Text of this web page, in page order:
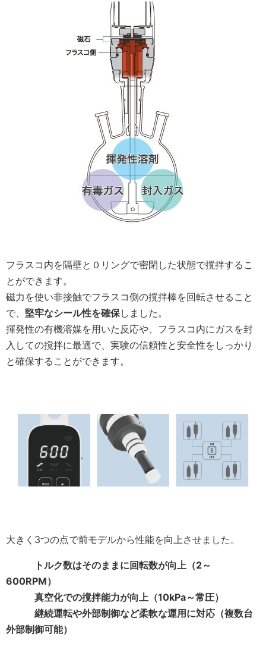
フラスコ内を隔壁と０リングで密閉した状態で撹拌するこ
とができます。
磁力を使い非接触でフラスコ側の撹拌棒を回転させること
で、 堅牢なシール性を確保しました。
揮発性の有機溶媒を用いた反応や、フラスコ内にガスを封
入しての撹拌に最適で、実験の信頼性と安全性をしっかり
と確保することができます。
大きく3つの点で前モデルから性能を向上させました。
トルク数はそのままに回転数が向上（2～
600RPM）
真空化での撹拌能力が向上（10kPa～常圧）
継続運転や外部制御など柔軟な運用に対応（複数台
外部制御可能）